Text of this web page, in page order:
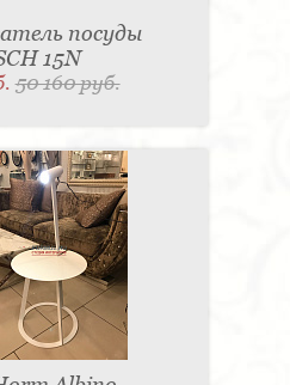
посуды
15N
50 160 руб.